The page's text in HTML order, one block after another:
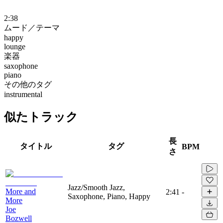
2:38
ムード／テーマ
happy
lounge
楽器
saxophone
piano
その他のタグ
instrumental
似たトラック
タイトル タグ
長
さ
BPM
More and
More
Joe
Bozwell
Jazz/Smooth Jazz,
Saxophone, Piano, Happy
2:41 -